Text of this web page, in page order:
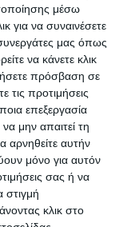
μέσω
για να συναινέσετε
μας όπως
να κάνετε κλικ
πρόσβαση σε
τις προτιμήσεις
επεξεργασία
μην απαιτεί τη
αρνηθείτε αυτήν
μόνο για αυτόν
σας ή να
κλικ στο